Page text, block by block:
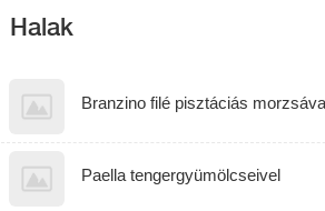
Halak
Branzino filé pisztáciás
Paella tengergyümölcseivel